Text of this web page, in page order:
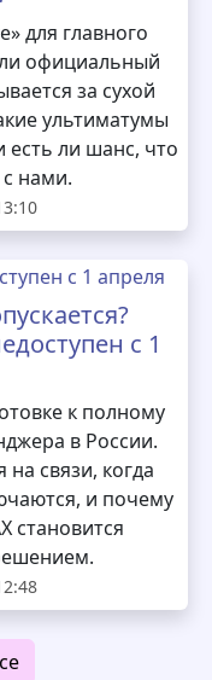
для главного
официальный
за сухой
ультиматумы
ли шанс, что
нами.
с 1
к полному
в России.
на связи, когда
и почему
становится